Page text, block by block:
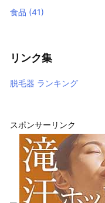
食品 (41)
リンク集
脱毛器 ランキング
スポンサーリンク